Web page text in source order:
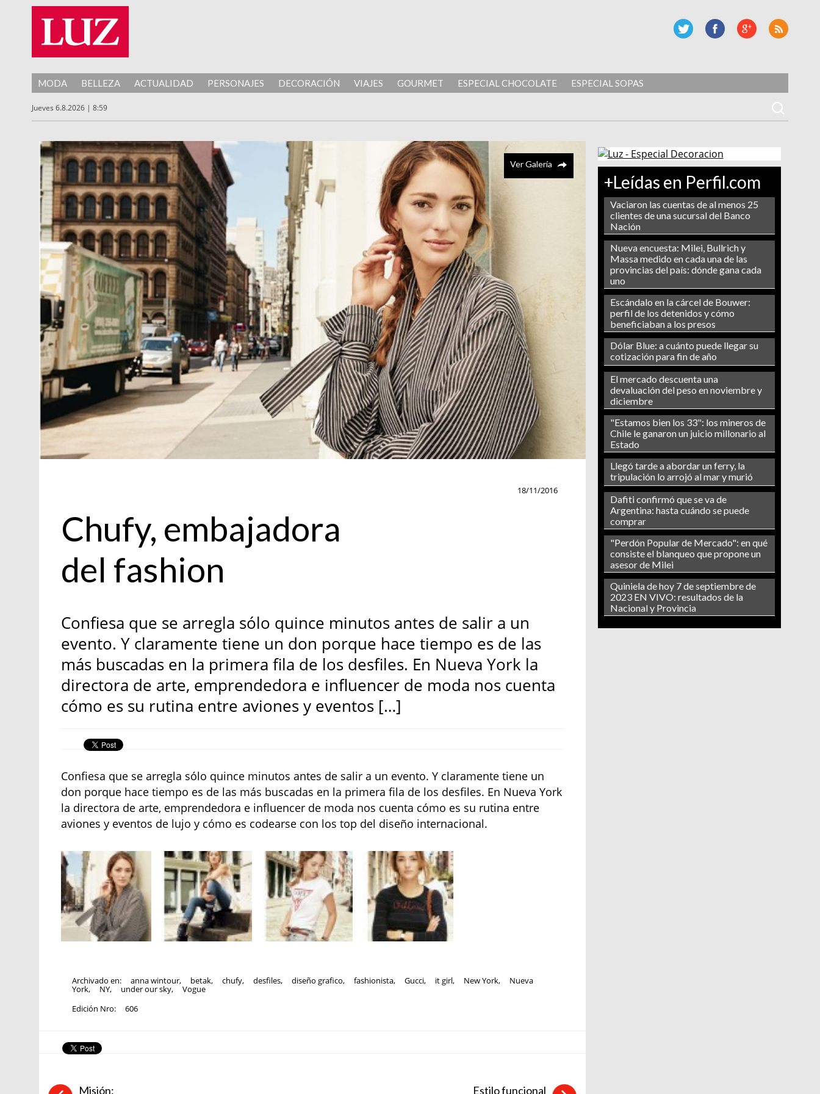
MODA BELLEZA ACTUALIDAD PERSONAJES DECORACIÓN VIAJES GOURMET ESPECIAL CHOCOLATE ESPECIAL SOPAS
Jueves 6.8.2026 | 8:59
+Leídas en Perfil.com
Vaciaron las cuentas de al menos 25
clientes de una sucursal del Banco
Nación
Nueva encuesta: Milei, Bullrich y
Massa medido en cada una de las
provincias del país: dónde gana cada
uno
Escándalo en la cárcel de Bouwer:
perfil de los detenidos y cómo
beneficiaban a los presos
Dólar Blue: a cuánto puede llegar su
cotización para fin de año
El mercado descuenta una
devaluación del peso en noviembre y
diciembre
"Estamos bien los 33": los mineros de
Chile le ganaron un juicio millonario al
Estado
Llegó tarde a abordar un ferry, la
tripulación lo arrojó al mar y murió
Dafiti confirmó que se va de
Argentina: hasta cuándo se puede
comprar
"Perdón Popular de Mercado": en qué
consiste el blanqueo que propone un
asesor de Milei
Quiniela de hoy 7 de septiembre de
2023 EN VIVO: resultados de la
Nacional y Provincia
Ver Galería
18/11/2016
Chufy, embajadora
del fashion
Confiesa que se arregla sólo quince minutos antes de salir a un
evento. Y claramente tiene un don porque hace tiempo es de las
más buscadas en la primera fila de los desfiles. En Nueva York la
directora de arte, emprendedora e influencer de moda nos cuenta
cómo es su rutina entre aviones y eventos […]
Confiesa que se arregla sólo quince minutos antes de salir a un evento. Y claramente tiene un
don porque hace tiempo es de las más buscadas en la primera fila de los desfiles. En Nueva York
la directora de arte, emprendedora e influencer de moda nos cuenta cómo es su rutina entre
aviones y eventos de lujo y cómo es codearse con los top del diseño internacional.
Archivado en: anna wintour, betak, chufy, desfiles, diseño grafico, fashionista, Gucci, it girl, New York, Nueva
York, NY, under our sky,
Vogue
Edición Nro:
606
Misión: Estilo funcional